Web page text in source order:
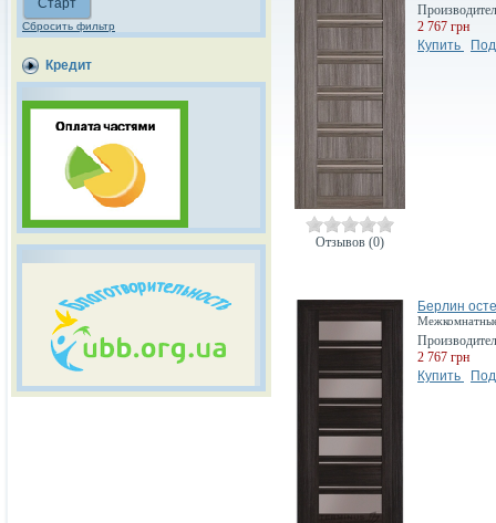
Сбросить фильтр
Кредит
Отзывов (0)
2 767 грн
Купить
Берлин
2 767 грн
Купить